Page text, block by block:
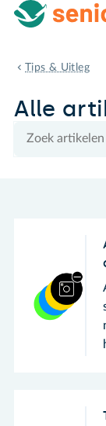
Tips & Uitleg
Alle artikelen
Alle
Zoek